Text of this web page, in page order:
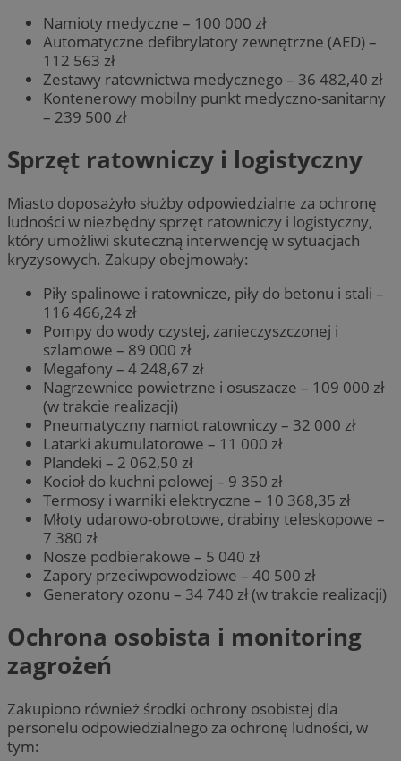
Namioty medyczne – 100 000 zł
Automatyczne defibrylatory zewnętrzne (AED) –
112 563 zł
Zestawy ratownictwa medycznego – 36 482,40 zł
Kontenerowy mobilny punkt medyczno-sanitarny
– 239 500 zł
Sprzęt ratowniczy i logistyczny
Miasto doposażyło służby odpowiedzialne za ochronę
ludności w niezbędny sprzęt ratowniczy i logistyczny,
który umożliwi skuteczną interwencję w sytuacjach
kryzysowych. Zakupy obejmowały:
Piły spalinowe i ratownicze, piły do betonu i stali –
116 466,24 zł
Pompy do wody czystej, zanieczyszczonej i
szlamowe – 89 000 zł
Megafony – 4 248,67 zł
Nagrzewnice powietrzne i osuszacze – 109 000 zł
(w trakcie realizacji)
Pneumatyczny namiot ratowniczy – 32 000 zł
Latarki akumulatorowe – 11 000 zł
Plandeki – 2 062,50 zł
Kocioł do kuchni polowej – 9 350 zł
Termosy i warniki elektryczne – 10 368,35 zł
Młoty udarowo-obrotowe, drabiny teleskopowe –
7 380 zł
Nosze podbierakowe – 5 040 zł
Zapory przeciwpowodziowe – 40 500 zł
Generatory ozonu – 34 740 zł (w trakcie realizacji)
Ochrona osobista i monitoring
zagrożeń
Zakupiono również środki ochrony osobistej dla
personelu odpowiedzialnego za ochronę ludności, w
tym: